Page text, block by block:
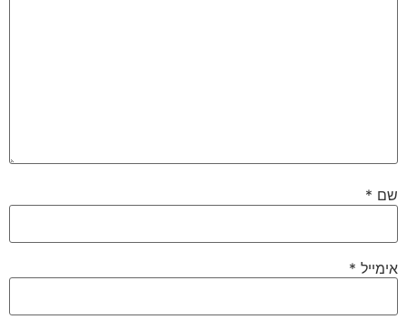
שם *
אימייל *